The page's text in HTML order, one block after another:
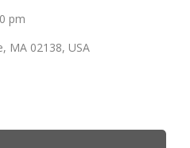
pm
MA 02138, USA